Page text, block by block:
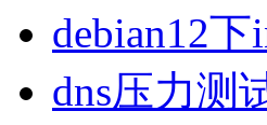
debian12
dns压力测